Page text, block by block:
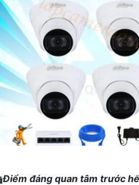
Điểm đáng quan tâm trước